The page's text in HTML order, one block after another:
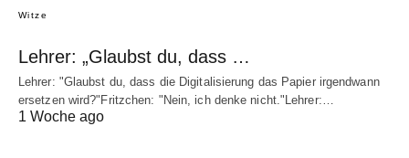
Witze
Lehrer: „Glaubst du, dass …
Lehrer: "Glaubst du, dass die Digitalisierung das Papier irgendwann
ersetzen wird?"Fritzchen: "Nein, ich denke nicht."Lehrer:…
1 Woche ago